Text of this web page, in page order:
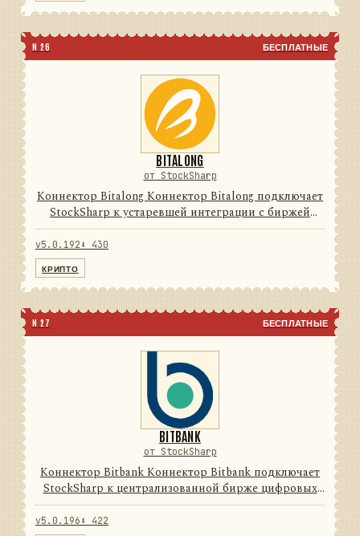
N 26 БЕСПЛАТНЫЕ
BITALONG
от StockSharp
Коннектор Bitalong Коннектор Bitalong подключает
StockSharp к устаревшей интеграции с биржей
цифровых активов. Он переводит данные и
операции провайдера в единую модель сообщений
v5.0.192 ⬇ 430
КРИПТО
N 27 БЕСПЛАТНЫЕ
BITBANK
от StockSharp
Коннектор Bitbank Коннектор Bitbank подключает
StockSharp к централизованной бирже цифровых
активов. Он переводит данные и операции
провайдера в единую модель сообщений
v5.0.196 ⬇ 422